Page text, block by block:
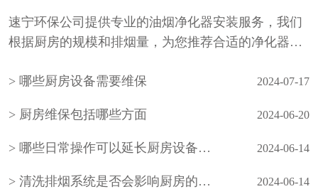
速宁环保公司提供专业的油烟净化器安装服务，我们
根据厨房的规模和排烟量，为您推荐合适的净化器类
哪些厨房设备需要维保
2024-07-17
厨房维保包括哪些方面 2024-06-20
哪些日常操作可以延长厨房设备的使用寿命 2024-06-14
清洗排烟系统是否会影响厨房的空气质量 2024-06-14